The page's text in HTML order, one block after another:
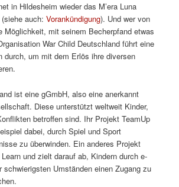
in Hildesheim wieder das M’era Luna
(siehe auch:Vorankündigung). Und wer von
Möglichkeit, mit seinem Becherpfand etwas
War Child Deutschland führt eine
durch, um mit dem Erlös ihre diversen
ist eine gGmbH, also eine anerkannt
Diese unterstützt weltweit Kinder,
betroffen sind. Ihr Projekt TeamUp
dabei, durch Spiel und Sport
zu überwinden. Ein anderes Projekt
Learn und zielt darauf ab, Kindern durch e-
schwierigsten Umständen einen Zugang zu